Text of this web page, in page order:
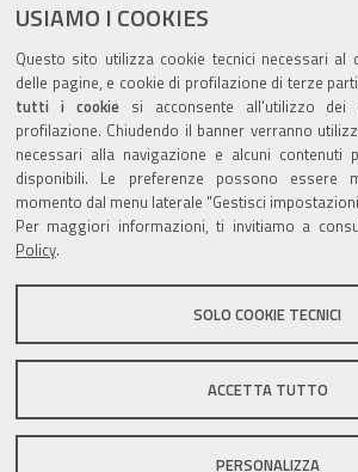
USIAMO I COOKIES
Questo sito utilizza cookie tecnici necessari al
delle pagine, e cookie di profilazione di terze
tutti i cookiesi acconsente all’utilizzo dei
profilazione. Chiudendo il banner verranno
necessari alla navigazione e alcuni contenuti
disponibili. Le preferenze possono essere
momento dal menu laterale "Gestisci
Per maggiori informazioni, ti invitiamo a
Policy.
SOLO COOKIE TECNICI
ACCETTA TUTTO
PERSONALIZZA
sul
documento
ultima modifica 05/09/2025
Valuta
Sito istituzionale Comune di